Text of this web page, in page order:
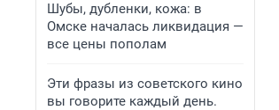
Шубы, дубленки, кожа: в
Омске началась ликвидация —
все цены пополам
Эти фразы из советского кино
вы говорите каждый день.